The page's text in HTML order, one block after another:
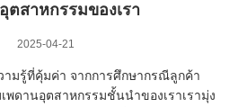
ตสาหกรรมของเรา
2025-04-21
ามรู้ที่คุ้มค่า จากการศึกษากรณีลูกค้า
พดานอุตสาหกรรมชั้นนําของเราเรามุ่ง